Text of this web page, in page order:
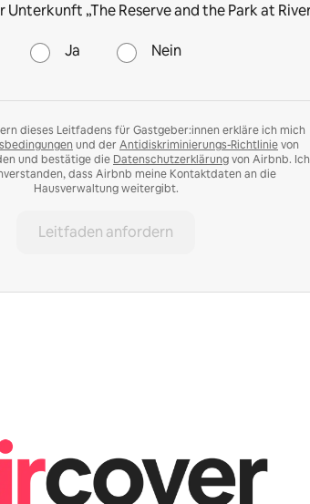
„The Reserve and the Park at
Ja Nein
dieses Leitfadens für Gastgeber:innen erkläre ich mich
und der Antidiskriminierungs-Richtlinievon
und bestätige die Datenschutzerklärungvon Airbnb. Ich
dass Airbnb meine Kontaktdaten an die
Hausverwaltung weitergibt.
Leitfaden anfordern